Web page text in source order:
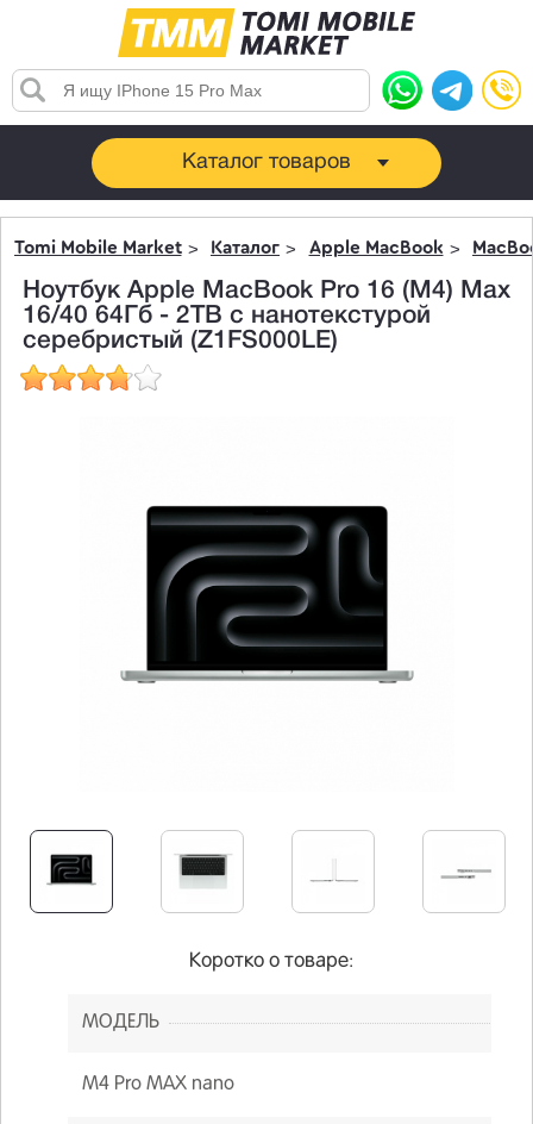
Каталог товаров
Tomi Mobile Market Каталог Apple MacBook
Ноутбук Apple MacBook Pro 16 (M4) Max
16/40 64Гб - 2TB с нанотекстурой
серебристый (Z1FS000LE)
Коротко о товаре:
МОДЕЛЬ
M4 Pro MAX nano